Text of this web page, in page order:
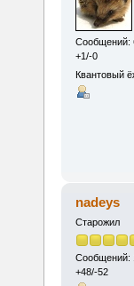
Сообщений:
+1/-0
Квантовый
nadeys
Старожил
Сообщений:
+48/-52